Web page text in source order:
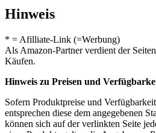
Hinweis
* = Afilliate-Link (=Werbung)
Als Amazon-Partner verdient der
Käufen.
Hinweis zu Preisen und
Sofern Produktpreise und
entsprechen diese dem angegebenen
können sich auf der verlinkten Seite